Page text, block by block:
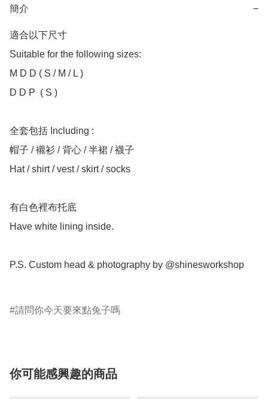
簡介 −
適合以下尺寸
Suitable for the following sizes:
M D D ( S / M / L )
D D P  ( S )
全套包括 Including :
帽子 / 襯衫 / 背心 / 半裙 / 襪子
Hat / shirt / vest / skirt / socks
有白色裡布托底
Have white lining inside.
P.S. Custom head & photography by @shinesworkshop
請問你今天要來點兔子嗎
你可能感興趣的商品